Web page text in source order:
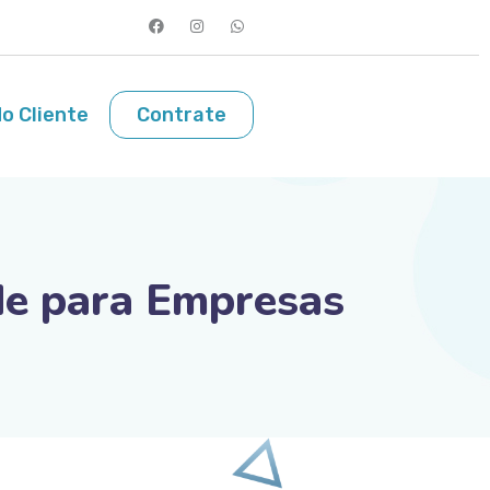
Cliente Contrate
para Empresas